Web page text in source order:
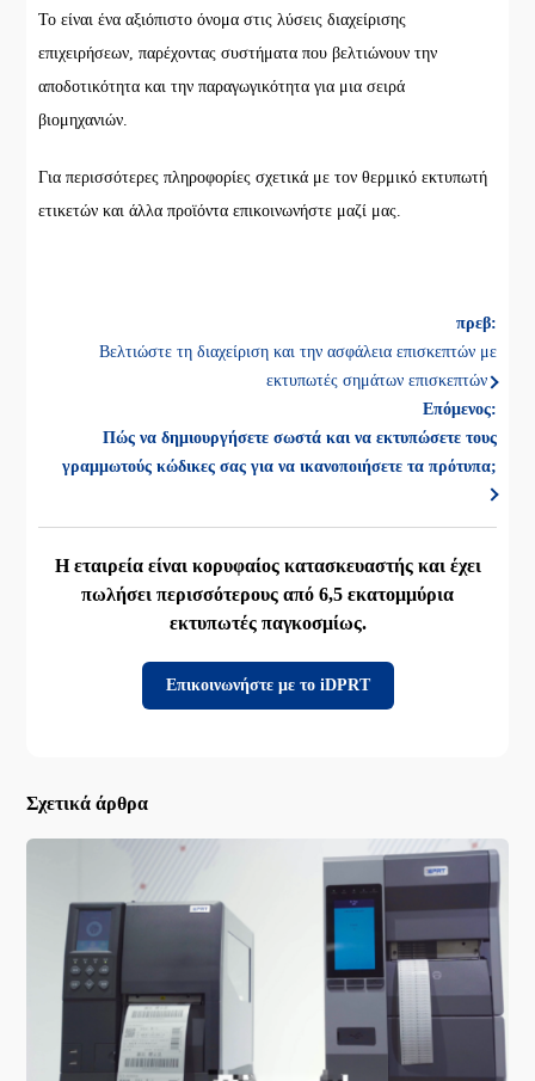
Το είναι ένα αξιόπιστο όνομα στις λύσεις διαχείρισης
επιχειρήσεων, παρέχοντας συστήματα που βελτιώνουν την
αποδοτικότητα και την παραγωγικότητα για μια σειρά
βιομηχανιών.
Για περισσότερες πληροφορίες σχετικά με τον θερμικό εκτυπωτή
ετικετών και άλλα προϊόντα επικοινωνήστε μαζί μας.
πρεβ:
Βελτιώστε τη διαχείριση και την ασφάλεια επισκεπτών με
εκτυπωτές σημάτων επισκεπτών
Επόμενος:
Πώς να δημιουργήσετε σωστά και να εκτυπώσετε τους
γραμμωτούς κώδικες σας για να ικανοποιήσετε τα πρότυπα;
Η εταιρεία είναι κορυφαίος κατασκευαστής και έχει
πωλήσει περισσότερους από 6,5 εκατομμύρια
εκτυπωτές παγκοσμίως.
Επικοινωνήστε με το iDPRT
Σχετικά άρθρα